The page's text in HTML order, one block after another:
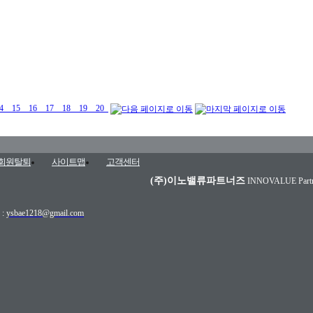
15 16 17 18 19 20
원탈퇴 사이트맵
고객센터
(주)이노밸류파트너즈 INNOVALUE
: ysbae1218@gmail.com